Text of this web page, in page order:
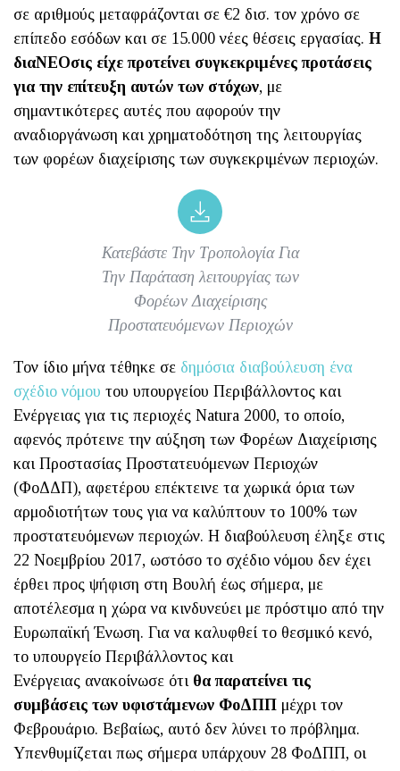
σε αριθμούς μεταφράζονται σε €2 δισ. τον χρόνο σε
επίπεδο εσόδων και σε 15.000 νέες θέσεις εργασίας. Η
διαΝΕΟσις είχε προτείνει συγκεκριμένες προτάσεις
για την επίτευξη αυτών των στόχων, με
σημαντικότερες αυτές που αφορούν την
αναδιοργάνωση και χρηματοδότηση της λειτουργίας
των φορέων διαχείρισης των συγκεκριμένων περιοχών.
Κατεβάστε Την Τροπολογία Για
Την Παράταση λειτουργίας των
Φορέων Διαχείρισης
Προστατευόμενων Περιοχών
Τον ίδιο μήνα τέθηκε σε δημόσια διαβούλευση ένα
σχέδιο νόμου του υπουργείου Περιβάλλοντος και
Ενέργειας για τις περιοχές Νatura 2000, το οποίο,
αφενός πρότεινε την αύξηση των Φορέων Διαχείρισης
και Προστασίας Προστατευόμενων Περιοχών
(ΦοΔΔΠ), αφετέρου επέκτεινε τα χωρικά όρια των
αρμοδιοτήτων τους για να καλύπτουν το 100% των
προστατευόμενων περιοχών. Η διαβούλευση έληξε στις
22 Νοεμβρίου 2017, ωστόσο το σχέδιο νόμου δεν έχει
έρθει προς ψήφιση στη Βουλή έως σήμερα, με
αποτέλεσμα η χώρα να κινδυνεύει με πρόστιμο από την
Ευρωπαϊκή Ένωση. Για να καλυφθεί το θεσμικό κενό,
το υπουργείο Περιβάλλοντος και
Ενέργειας ανακοίνωσε ότι θα παρατείνει τις
συμβάσεις των υφιστάμενων ΦοΔΠΠ μέχρι τον
Φεβρουάριο. Βεβαίως, αυτό δεν λύνει το πρόβλημα.
Υπενθυμίζεται πως σήμερα υπάρχουν 28 ΦοΔΠΠ, οι